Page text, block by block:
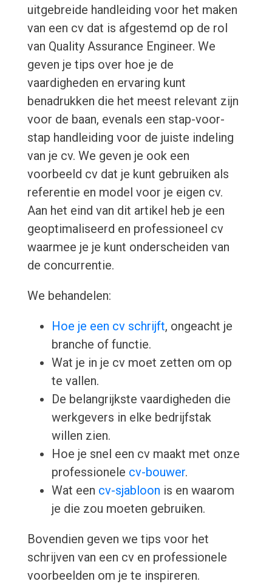
uitgebreide handleiding voor het maken
van een cv dat is afgestemd op de rol
van Quality Assurance Engineer. We
geven je tips over hoe je de
vaardigheden en ervaring kunt
benadrukken die het meest relevant zijn
voor de baan, evenals een stap-voor-
stap handleiding voor de juiste indeling
van je cv. We geven je ook een
voorbeeld cv dat je kunt gebruiken als
referentie en model voor je eigen cv.
Aan het eind van dit artikel heb je een
geoptimaliseerd en professioneel cv
waarmee je je kunt onderscheiden van
de concurrentie.
We behandelen:
Hoe je een cv schrijft, ongeacht je
branche of functie.
Wat je in je cv moet zetten om op
te vallen.
De belangrijkste vaardigheden die
werkgevers in elke bedrijfstak
willen zien.
Hoe je snel een cv maakt met onze
professionele cv-bouwer.
Wat een cv-sjabloon is en waarom
je die zou moeten gebruiken.
Bovendien geven we tips voor het
schrijven van een cv en professionele
voorbeelden om je te inspireren.